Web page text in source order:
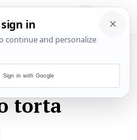
torta
Sign in with Google